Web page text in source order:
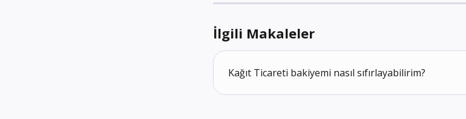
İlgili Makaleler
Kağıt Ticareti bakiyemi nasıl sıfırlayabilirim?